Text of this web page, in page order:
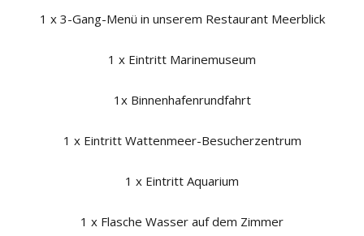
1 x 3-Gang-Menü in unserem Restaurant Meerblick
1 x Eintritt Marinemuseum
1x Binnenhafenrundfahrt
1 x Eintritt Wattenmeer-Besucherzentrum
1 x Eintritt Aquarium
1 x Flasche Wasser auf dem Zimmer